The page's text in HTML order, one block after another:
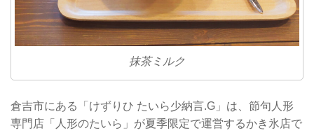
抹茶ミルク
倉吉市にある「けずりひ たいら少納言.G」は、節句人形
専門店「人形のたいら」が夏季限定で運営するかき氷店で